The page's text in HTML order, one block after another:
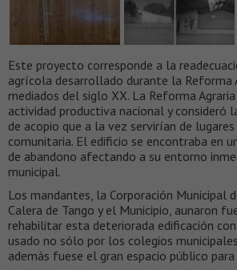
Este proyecto corresponde a la
agrícola desarrollado durante la Reforma
mediados del siglo XX. La Reforma
actividad productiva nacional y consideró
de acopio que a la vez servirían de
comunitaria. El edificio se encontraba en
de abandono afectando a su entorno
municipal.
Los mandantes, la Corporación Municipal
Calera de Tango y el Municipio, aunaron
rehabilitar esta deteriorada edificación
usado no sólo por los colegios
además fuese el gran espacio público para